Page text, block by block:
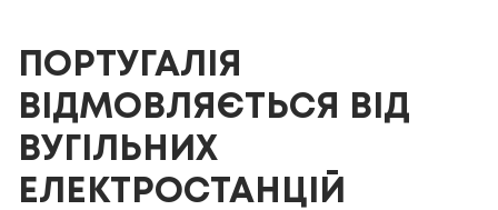
ПОРТУГАЛІЯ
ВІДМОВЛЯЄТЬСЯ ВІД
ВУГІЛЬНИХ
ЕЛЕКТРОСТАНЦІЙ